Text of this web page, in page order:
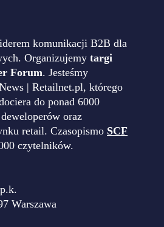
komunikacji B2B dla
Organizujemy targi
Forum. Jesteśmy
| Retailnet.pl, którego
do ponad 6000
oraz
retail. Czasopismo SCF
czytelników.
Warszawa